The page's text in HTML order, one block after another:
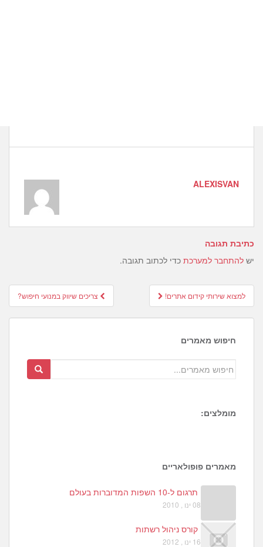
ALEXISVAN
כתיבת תגובה
יש להתחבר למערכת כדי לכתוב תגובה.
Post
navigation
צריכים שיווק במנועי חיפוש? למצוא שירותי קידום אתרים!
חיפוש מאמרים
מומלצים:
3
מאמרים פופולאריים
תרגום ל-10 השפות המדוברות בעולם
08 ינו , 2010
קורס ניהול רשתות
16 ינו , 2012